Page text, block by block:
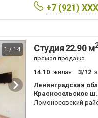
+7 (921)
1 / 14 Студия 22.90 м2
прямая продажа
14.10 жилая 3/12
Ленинградская
Красносельское
Ломоносовский